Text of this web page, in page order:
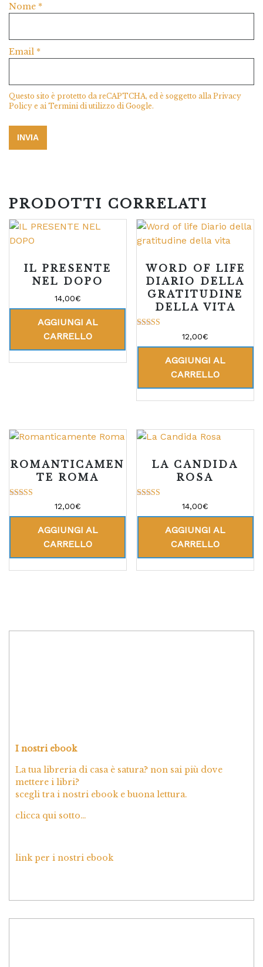
Nome *
Email *
Questo sito è protetto da reCAPTCHA, ed è soggetto allaPrivacy
Policy e aiTermini di utilizzo di Google.
PRODOTTI CORRELATI
IL PRESENTE
NEL DOPO
14,00€
AGGIUNGI AL
CARRELLO
WORD OF LIFE
DIARIO DELLA
GRATITUDINE
DELLA VITA
su 5
12,00€
AGGIUNGI AL
CARRELLO
ROMANTICAMEN
TE ROMA
su 5
12,00€
AGGIUNGI AL
CARRELLO
LA CANDIDA
ROSA
su 5
14,00€
AGGIUNGI AL
CARRELLO
I nostri ebook
La tua libreria di casa è satura? non sai più dove
mettere i libri?
scegli tra i nostri ebook e buona lettura.
clicca qui sotto…
link per i nostri ebook